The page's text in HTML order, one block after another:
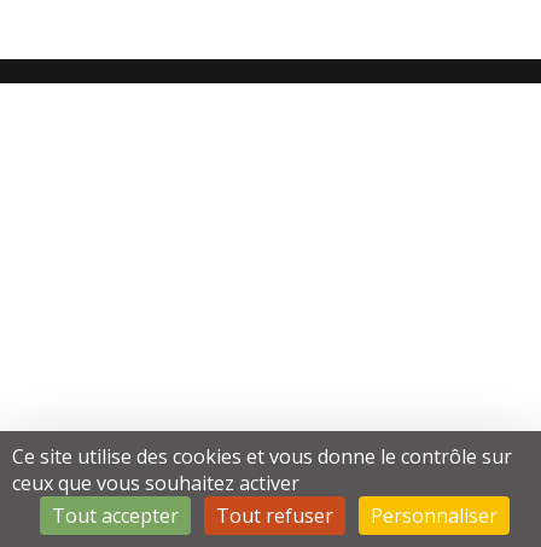
Ce site utilise des cookies et vous donne le contrôle sur
ceux que vous souhaitez activer
Tout accepter
Tout refuser Personnaliser